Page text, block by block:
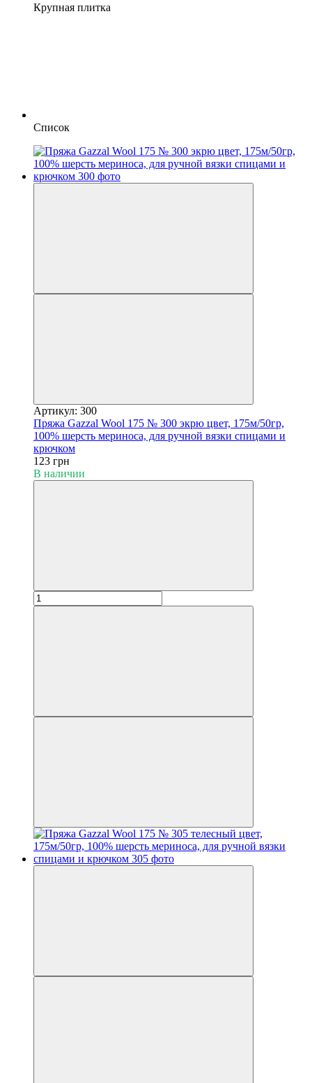
Крупная плитка
Список
Артикул: 300
Пряжа Gazzal Wool 175 № 300 экрю цвет, 175м/50гр,
100% шерсть мериноса, для ручной вязки спицами и
крючком
123 грн
В наличии